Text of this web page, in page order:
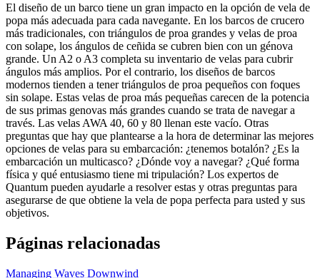
El diseño de un barco tiene un gran impacto en la opción de vela de
popa más adecuada para cada navegante. En los barcos de crucero
más tradicionales, con triángulos de proa grandes y velas de proa
con solape, los ángulos de ceñida se cubren bien con un génova
grande. Un A2 o A3 completa su inventario de velas para cubrir
ángulos más amplios. Por el contrario, los diseños de barcos
modernos tienden a tener triángulos de proa pequeños con foques
sin solape. Estas velas de proa más pequeñas carecen de la potencia
de sus primas genovas más grandes cuando se trata de navegar a
través. Las velas AWA 40, 60 y 80 llenan este vacío. Otras
preguntas que hay que plantearse a la hora de determinar las mejores
opciones de velas para su embarcación: ¿tenemos botalón? ¿Es la
embarcación un multicasco? ¿Dónde voy a navegar? ¿Qué forma
física y qué entusiasmo tiene mi tripulación? Los expertos de
Quantum pueden ayudarle a resolver estas y otras preguntas para
asegurarse de que obtiene la vela de popa perfecta para usted y sus
objetivos.
Páginas relacionadas
Managing Waves Downwind